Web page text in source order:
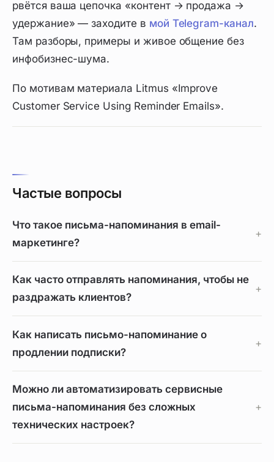
рвётся ваша цепочка «контент → продажа →
удержание» — заходите в мой Telegram-канал.
Там разборы, примеры и живое общение без
инфобизнес-шума.
По мотивам материала Litmus «Improve
Customer Service Using Reminder Emails».
Частые вопросы
Что такое письма-напоминания в email-
маркетинге?
Как часто отправлять напоминания, чтобы не
раздражать клиентов?
Как написать письмо-напоминание о
продлении подписки?
Можно ли автоматизировать сервисные
письма-напоминания без сложных
технических настроек?